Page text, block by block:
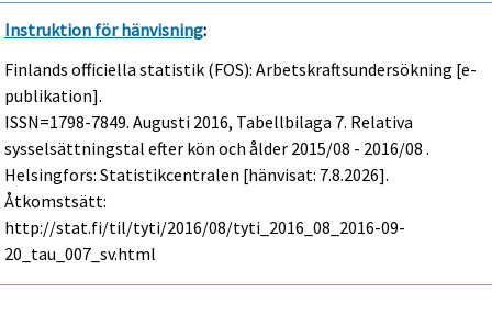
Instruktion för hänvisning:
Finlands officiella statistik (FOS): Arbetskraftsundersökning [e-
publikation].
ISSN=1798-7849.Augusti 2016, Tabellbilaga 7. Relativa
sysselsättningstal efter kön och ålder 2015/08 - 2016/08 .
Helsingfors: Statistikcentralen [hänvisat: 7.8.2026].
Åtkomstsätt:
http://stat.fi/til/tyti/2016/08/tyti_2016_08_2016-09-
20_tau_007_sv.html